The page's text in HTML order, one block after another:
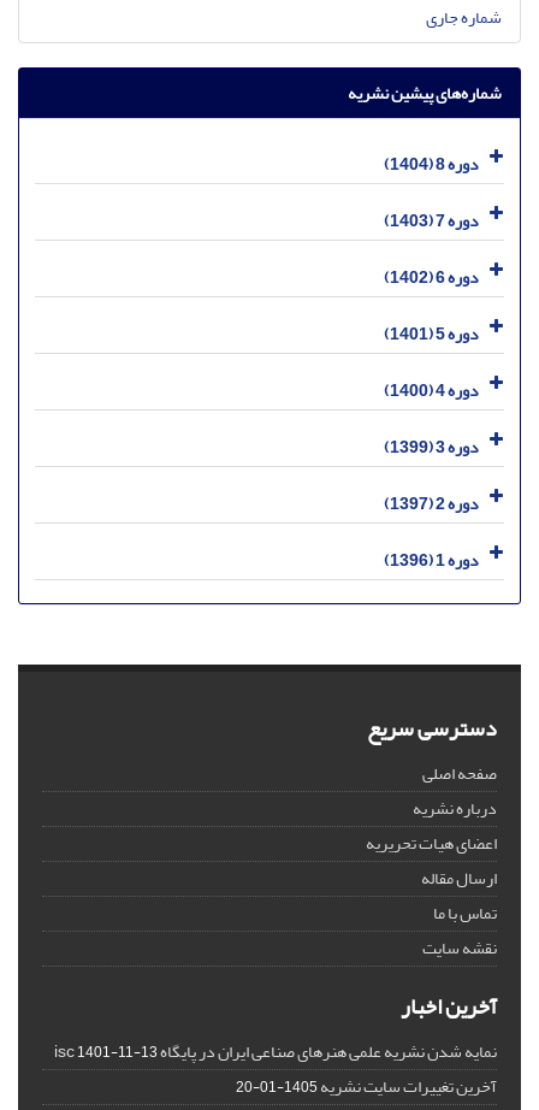
شماره جاری
شماره‌های پیشین نشریه
دوره 8 (1404)
دوره 7 (1403)
دوره 6 (1402)
دوره 5 (1401)
دوره 4 (1400)
دوره 3 (1399)
دوره 2 (1397)
دوره 1 (1396)
دسترسی سریع
صفحه اصلی
درباره نشریه
اعضای هیات تحریریه
ارسال مقاله
تماس با ما
نقشه سایت
آخرین اخبار
نمایه شدن نشریه علمی هنرهای صناعی ایران در پایگاه isc1401-11-13
آخرین تغییرات سایت نشریه1405-01-20